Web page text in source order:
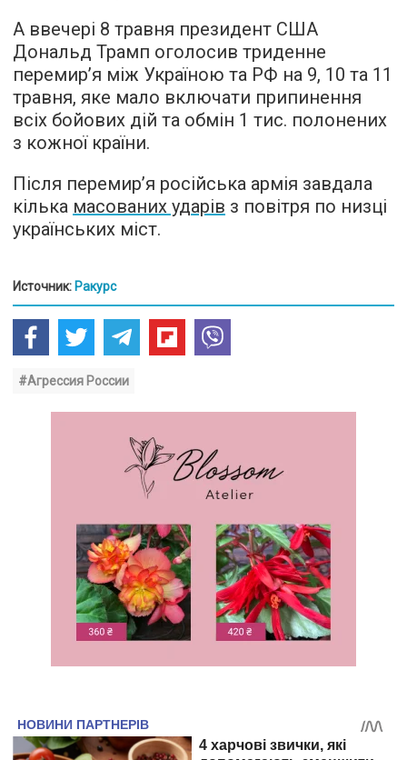
А ввечері 8 травня президент США
Дональд Трамп оголосив триденне
перемир’я між Україною та РФ на 9, 10 та 11
травня, яке мало включати припинення
всіх бойових дій та обмін 1 тис. полонених
з кожної країни.
Після перемир’я російська армія завдала
кілька масованих ударів з повітря по низці
українських міст.
Источник: Ракурс
#Агрессия России